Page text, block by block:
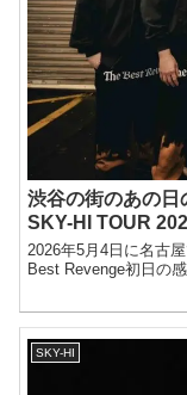
渋谷の街のあの
SKY-HI TOUR
2026年5月4日に名古
Best Revenge初日の感
SKY-HI